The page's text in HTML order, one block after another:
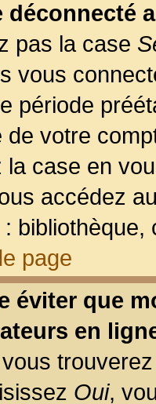
déconnecté
pas la case
vous
période
de votre
la case en
accédez
page
éviter que
en
Oui,